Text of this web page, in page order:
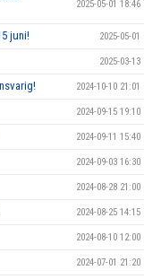
2025-05-01 18:46
juni! 2025-05-01
2025-03-13
2024-10-10 21:01
2024-09-15 19:10
2024-09-11 15:40
2024-09-03 16:30
2024-08-28 21:00
2024-08-25 14:15
2024-08-10 12:00
2024-07-01 21:20